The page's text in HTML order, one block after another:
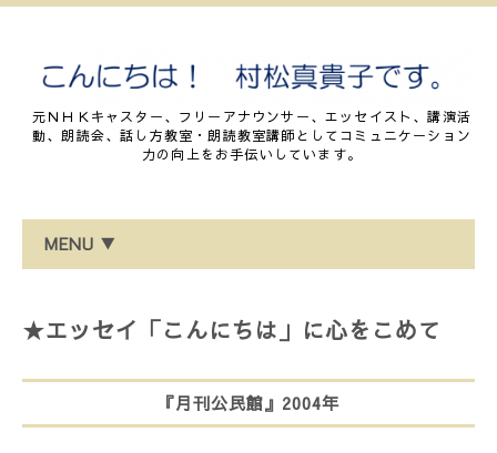
元ＮＨＫキャスター、フリーアナウンサー、エッセイスト、講演活
動、朗読会、話し方教室・朗読教室講師としてコミュニケーション
力の向上をお手伝いしています。
MENU ▼
★エッセイ「こんにちは」に心をこめて
『月刊公民館』2004年